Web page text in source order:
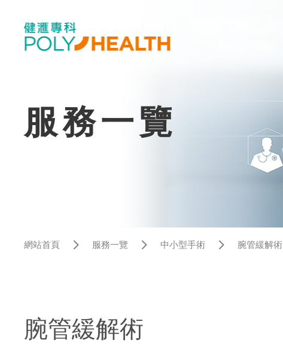
服務一覽
網站首頁 服務一覽 中小型手術 腕管緩解術
腕管緩解術